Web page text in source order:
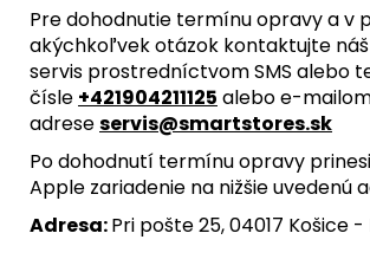
Pre dohodnutie termínu opravy a v
akýchkoľvek otázok kontaktujte
servis prostredníctvom SMS alebo
čísle +421904211125 alebo e-
adreseservis@smartstores.sk
Po dohodnutí termínu opravy
Apple zariadenie na nižšie uvedenú
Adresa:Pri pošte 25, 04017 Košice